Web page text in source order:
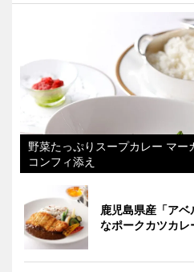
野菜たっぷりスープカレー マー
コンフィ添え
鹿児島県産「ア
なポークカツカレ